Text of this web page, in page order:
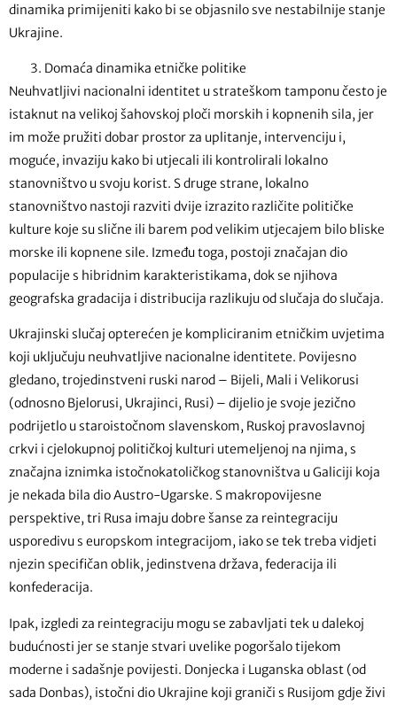
dinamika primijeniti kako bi se objasnilo sve nestabilnije stanje
Ukrajine.
Domaća dinamika etničke politike
Neuhvatljivi nacionalni identitet u strateškom tamponu često je
istaknut na velikoj šahovskoj ploči morskih i kopnenih sila, jer
im može pružiti dobar prostor za uplitanje, intervenciju i,
moguće, invaziju kako bi utjecali ili kontrolirali lokalno
stanovništvo u svoju korist. S druge strane, lokalno
stanovništvo nastoji razviti dvije izrazito različite političke
kulture koje su slične ili barem pod velikim utjecajem bilo bliske
morske ili kopnene sile. Između toga, postoji značajan dio
populacije s hibridnim karakteristikama, dok se njihova
geografska gradacija i distribucija razlikuju od slučaja do slučaja.
Ukrajinski slučaj opterećen je kompliciranim etničkim uvjetima
koji uključuju neuhvatljive nacionalne identitete. Povijesno
gledano, trojedinstveni ruski narod – Bijeli, Mali i Velikorusi
(odnosno Bjelorusi, Ukrajinci, Rusi) – dijelio je svoje jezično
podrijetlo u staroistočnom slavenskom, Ruskoj pravoslavnoj
crkvi i cjelokupnoj političkoj kulturi utemeljenoj na njima, s
značajna iznimka istočnokatoličkog stanovništva u Galiciji koja
je nekada bila dio Austro-Ugarske. S makropovijesne
perspektive, tri Rusa imaju dobre šanse za reintegraciju
usporedivu s europskom integracijom, iako se tek treba vidjeti
njezin specifičan oblik, jedinstvena država, federacija ili
konfederacija.
Ipak, izgledi za reintegraciju mogu se zabavljati tek u dalekoj
budućnosti jer se stanje stvari uvelike pogoršalo tijekom
moderne i sadašnje povijesti. Donjecka i Luganska oblast (od
sada Donbas), istočni dio Ukrajine koji graniči s Rusijom gdje živi